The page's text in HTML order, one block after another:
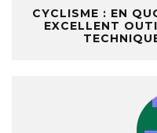
CYCLISME : EN
EXCELLENT